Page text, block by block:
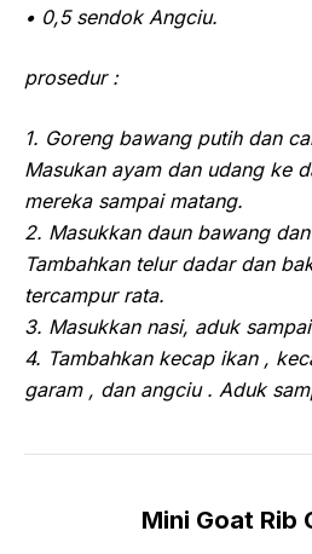
• 0,5 sendok Angciu.
prosedur :
1. Goreng bawang putih dan
Masukan ayam dan udang ke
mereka sampai matang.
2. Masukkan daun bawang
Tambahkan telur dadar dan
tercampur rata.
3. Masukkan nasi, aduk
4. Tambahkan kecap ikan ,
garam , dan angciu . Aduk
Mini Goat Rib